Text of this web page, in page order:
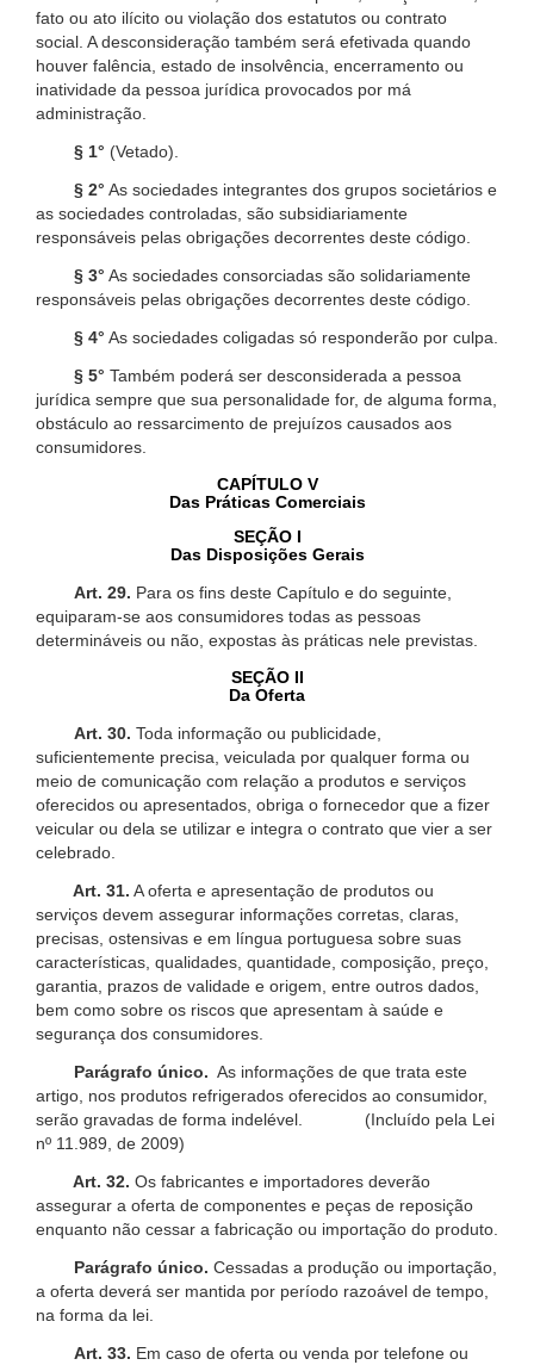
fato ou ato ilícito ou violação dos estatutos ou contrato
social. A desconsideração também será efetivada quando
houver falência, estado de insolvência, encerramento ou
inatividade da pessoa jurídica provocados por má
administração.
§ 1° (Vetado).
§ 2° As sociedades integrantes dos grupos societários e
as sociedades controladas, são subsidiariamente
responsáveis pelas obrigações decorrentes deste código.
§ 3° As sociedades consorciadas são solidariamente
responsáveis pelas obrigações decorrentes deste código.
§ 4° As sociedades coligadas só responderão por culpa.
§ 5° Também poderá ser desconsiderada a pessoa
jurídica sempre que sua personalidade for, de alguma forma,
obstáculo ao ressarcimento de prejuízos causados aos
consumidores.
CAPÍTULO V
Das Práticas Comerciais
SEÇÃO I
Das Disposições Gerais
Art. 29. Para os fins deste Capítulo e do seguinte,
equiparam-se aos consumidores todas as pessoas
determináveis ou não, expostas às práticas nele previstas.
SEÇÃO II
Da Oferta
Art. 30. Toda informação ou publicidade,
suficientemente precisa, veiculada por qualquer forma ou
meio de comunicação com relação a produtos e serviços
oferecidos ou apresentados, obriga o fornecedor que a fizer
veicular ou dela se utilizar e integra o contrato que vier a ser
celebrado.
Art. 31. A oferta e apresentação de produtos ou
serviços devem assegurar informações corretas, claras,
precisas, ostensivas e em língua portuguesa sobre suas
características, qualidades, quantidade, composição, preço,
garantia, prazos de validade e origem, entre outros dados,
bem como sobre os riscos que apresentam à saúde e
segurança dos consumidores.
Parágrafo único. As informações de que trata este
artigo, nos produtos refrigerados oferecidos ao consumidor,
serão gravadas de forma indelével. (Incluído pela Lei
nº 11.989, de 2009)
Art. 32. Os fabricantes e importadores deverão
assegurar a oferta de componentes e peças de reposição
enquanto não cessar a fabricação ou importação do produto.
Parágrafo único. Cessadas a produção ou importação,
a oferta deverá ser mantida por período razoável de tempo,
na forma da lei.
Art. 33. Em caso de oferta ou venda por telefone ou